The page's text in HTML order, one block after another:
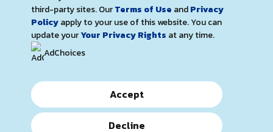
แผนที่เว็บไซต์
จัดการการตั้งค่า
third-party sites. OurTerms of Use andPrivacy
Policyapply to your use of this website. You can
update yourYour Privacy Rights at any time.
AdChoices
Decline
Accept